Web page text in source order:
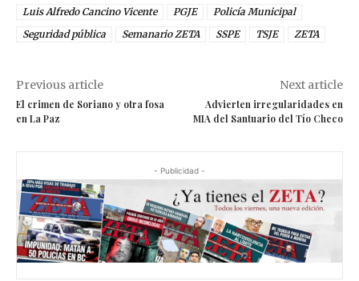
Luis Alfredo Cancino Vicente
PGJE
Policía Municipal
Seguridad pública
Semanario ZETA SSPE TSJE ZETA
Previous article
El crimen de Soriano y otra fosa
en La Paz
Next article
Advierten irregularidades en
MIA del Santuario del Tío Checo
- Publicidad -